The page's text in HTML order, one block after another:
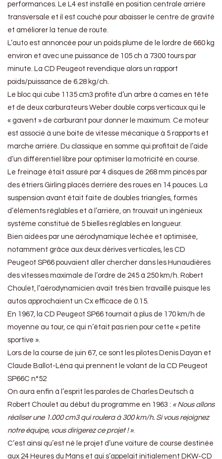
performances. Le L4 est installé en position centrale arrière
transversale et il est couché pour abaisser le centre de gravité
et améliorer la tenue de route.
L’auto est annoncée pour un poids plume de le lordre de 660 kg
environ et avec une puissance de 105 ch à 7300 tours par
minute. La CD Peugeot revendique alors un rapport
poids/puissance de 6.28 kg/ch.
Le bloc qui cube 1135 cm3 profite d’un arbre à cames en tête
et de deux carburateurs Weber double corps verticaux qui le
« gavent » de carburant pour donner le maximum. Ce moteur
est associé à une boite de vitesse mécanique à 5 rapports et
marche arrière. Du classique en somme qui profitait de l’aide
d’un différentiel libre pour optimiser la motricité en course.
Le freinage était assuré par 4 disques de 268 mm pincés par
des étriers Girling placés derrière des roues en 14 pouces. La
suspension avant était faite de doubles triangles, formés
d’éléments réglables et à l’arrière, on trouvait un ingénieux
système constitué de 5 bielles réglables en longueur.
Bien aidées par une aérodynamique léchée et optimisée,
notamment grâce aux deux dérives verticales, les CD
Peugeot SP66 pouvaient aller chercher dans les Hunaudières
des vitesses maximale de l’ordre de 245 à 250 km/h. Robert
Choulet, l’aérodynamicien avait très bien travaillé puisque les
autos approchaient un Cx efficace de 0.15.
En 1967, la CD Peugeot SP66 tournait à plus de 170 km/h de
moyenne au tour, ce qui n’était pas rien pour cette « petite
sportive ».
Lors de la course de juin 67, ce sont les pilotes Denis Dayan et
Claude Ballot-Léna qui prennent le volant de la CD Peugeot
SP66C n°52
On aura enfin à l’esprit les paroles de Charles Deutsch à
Robert Choulet au début du programme en 1963 : « Nous allons
réaliser une 1.000 cm3 qui roulera à 300 km/h. Si vous rejoignez
notre équipe, vous dirigerez ce projet ! ».
C’est ainsi qu’est né le projet d’une voiture de course destinée
aux 24 Heures du Mans et qui s’appelait initialement DKW-CD